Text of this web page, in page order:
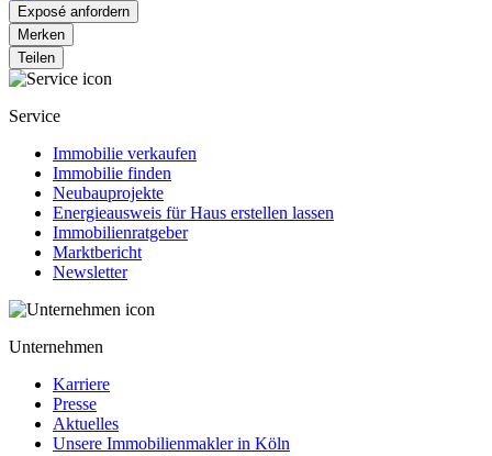
Exposé anfordern
Merken
Teilen
Service
Immobilie verkaufen
Immobilie finden
Neubauprojekte
Energieausweis für Haus erstellen lassen
Immobilienratgeber
Marktbericht
Newsletter
Unternehmen
Karriere
Presse
Aktuelles
Unsere Immobilienmakler in Köln